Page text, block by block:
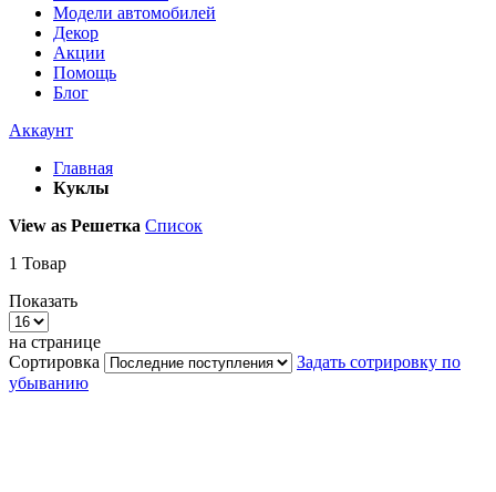
Модели автомобилей
Декор
Акции
Помощь
Блог
Аккаунт
Главная
Куклы
View as Решетка Список
1 Товар
Показать
на странице
Сортировка
Задать сотрировку по
убыванию